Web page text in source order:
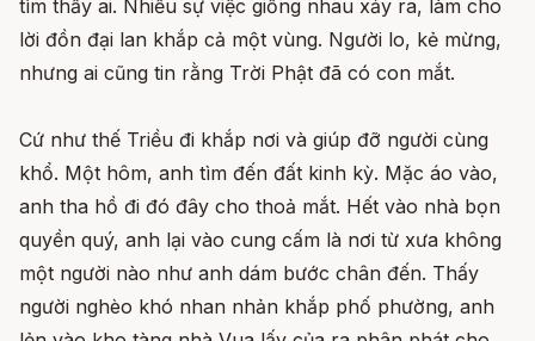
tìm thấy ai. Nhiều sự việc giống nhau xảy ra, làm cho
lời đồn đại lan khắp cả một vùng. Người lo, kẻ mừng,
nhưng ai cũng tin rằng Trời Phật đã có con mắt.
Cứ như thế Triều đi khắp nơi và giúp đỡ người cùng
khổ. Một hôm, anh tìm đến đất kinh kỳ. Mặc áo vào,
anh tha hồ đi đó đây cho thoả mắt. Hết vào nhà bọn
quyền quý, anh lại vào cung cấm là nơi từ xưa không
một người nào như anh dám bước chân đến. Thấy
người nghèo khó nhan nhản khắp phố phường, anh